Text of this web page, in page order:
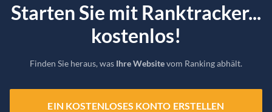
Starten Sie mit Ranktracker...
kostenlos!
Finden Sie heraus, was Ihre Websitevom Ranking abhält.
EIN KOSTENLOSES KONTO ERSTELLEN